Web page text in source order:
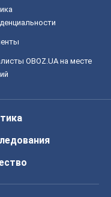
OBOZ.UA на месте